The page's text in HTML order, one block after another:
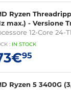
Ryzen
max.) - Versione
12-Core
64 MB 7 nm
ventola -
: IN STOCK
95
Ryzen 5 3400G